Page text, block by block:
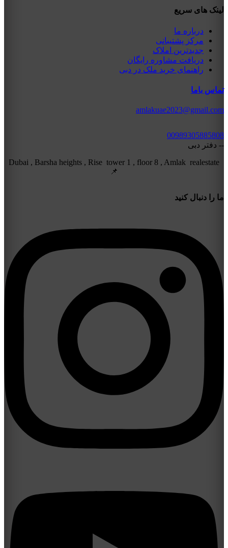
لینک های سریع
درباره ما
مرکز پشتیبانی
جدیدترین املاک
دریافت مشاوره رایگان
راهنمای خرید ملک در دبی
تماس باما
amlakuae2023@gmail.com
00989305885808
-- دفتر دبی
Dubai , Barsha heights , Rise tower 1 , floor 8 , Amlak realestate
📌
ما را دنبال کنید